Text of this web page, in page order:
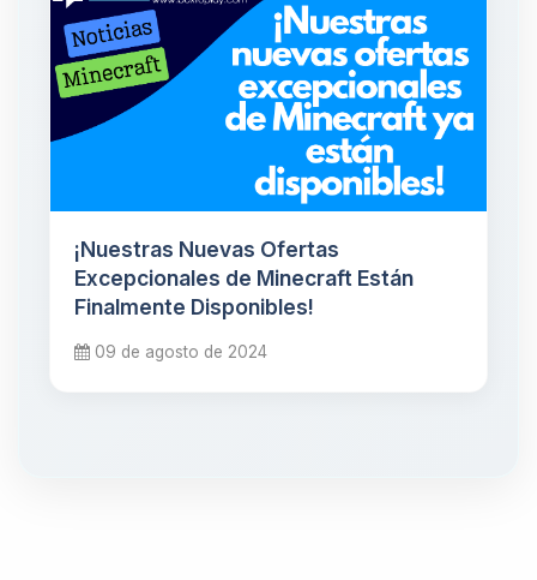
¡Nuestras Nuevas Ofertas
Excepcionales de Minecraft Están
Finalmente Disponibles!
09 de agosto de 2024